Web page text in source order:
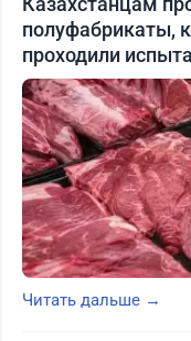
полуфабрикаты,
проходили
Читать дальше →